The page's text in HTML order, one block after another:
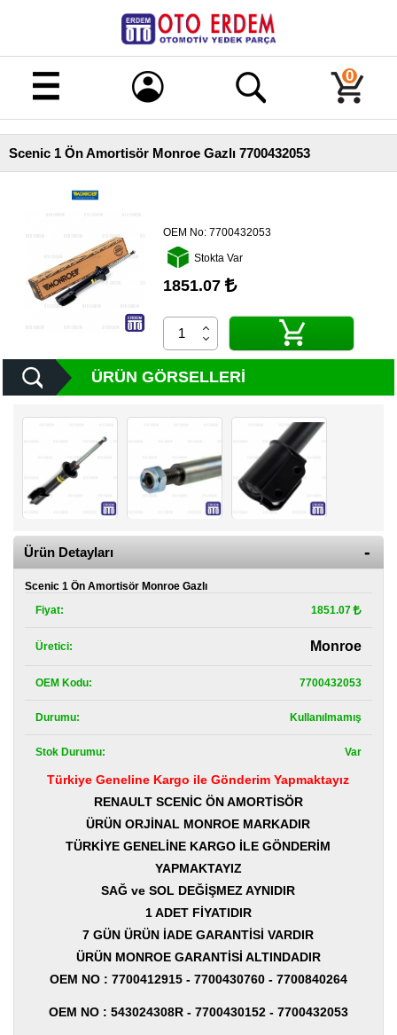
Merhaba!
Giriş
Kayıt
Ana
Sayfa
Ürünler
İletişim
Kategoriler
Fiat
Parça
Yedek
Parça
DACIA
Yedek
Romeo
Parça
Silecek
0
Scenic 1 Ön Amortisör Monroe Gazlı 7700432053
OEM No:7700432053
Stokta Var
1851.07
ÜRÜN GÖRSELLERI
Ürün Detayları
Scenic 1 Ön Amortisör Monroe Gazlı
Fiyat:
1851.07
Üretici: Monroe
OEM Kodu: 7700432053
Durumu: Kullanılmamış
Stok Durumu: Var
Türkiye Geneline Kargo ile Gönderim Yapmaktayız
RENAULT SCENİC ÖN AMORTİSÖR
ÜRÜN ORJİNAL MONROE MARKADIR
TÜRKİYE GENELİNE KARGO İLE GÖNDERİM
YAPMAKTAYIZ
SAĞ ve SOL DEĞİŞMEZ AYNIDIR
1 ADET FİYATIDIR
7 GÜN ÜRÜN İADE GARANTİSİ VARDIR
ÜRÜN MONROE GARANTİSİ ALTINDADIR
OEM NO : 7700412915 - 7700430760 - 7700840264
OEM NO : 543024308R - 7700430152 - 7700432053